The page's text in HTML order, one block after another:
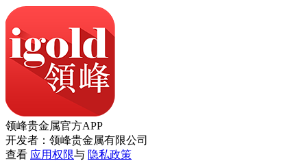
领峰贵金属官方APP
开发者：领峰贵金属有限公司
查看 应用权限与 隐私政策